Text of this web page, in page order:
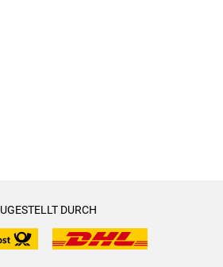
DURCH